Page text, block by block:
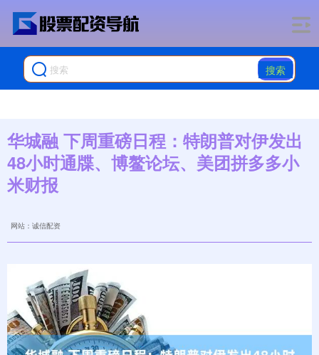
搜索
华城融 下周重磅日程：特朗普对伊发出
48小时通牒、博鳌论坛、美团拼多多小
米财报
网站：诚信配资